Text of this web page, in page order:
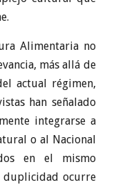
Alimentaria no
más allá de
actual régimen,
han señalado
integrarse a
o al Nacional
en el mismo
duplicidad ocurre